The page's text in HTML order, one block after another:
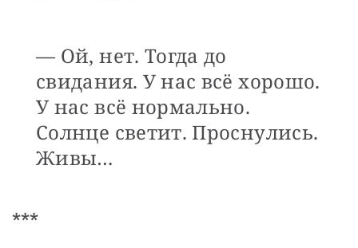
— Ой, нет. Тогда до
свидания. У нас всё хорошо.
У нас всё нормально.
Солнце светит. Проснулись.
Живы…
***